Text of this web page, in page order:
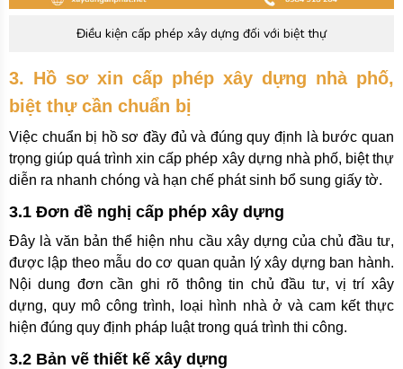
Điều kiện cấp phép xây dựng đối với biệt thự
3. Hồ sơ xin cấp phép xây dựng nhà phố,
biệt thự cần chuẩn bị
Việc chuẩn bị hồ sơ đầy đủ và đúng quy định là bước quan
trọng giúp quá trình xin cấp phép xây dựng nhà phố, biệt thự
diễn ra nhanh chóng và hạn chế phát sinh bổ sung giấy tờ.
3.1 Đơn đề nghị cấp phép xây dựng
Đây là văn bản thể hiện nhu cầu xây dựng của chủ đầu tư,
được lập theo mẫu do cơ quan quản lý xây dựng ban hành.
Nội dung đơn cần ghi rõ thông tin chủ đầu tư, vị trí xây
dựng, quy mô công trình, loại hình nhà ở và cam kết thực
hiện đúng quy định pháp luật trong quá trình thi công.
3.2 Bản vẽ thiết kế xây dựng